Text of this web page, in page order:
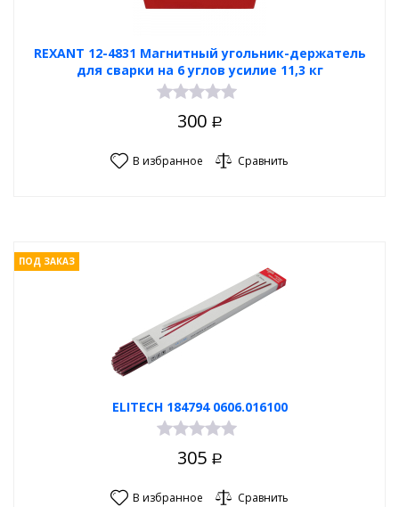
REXANT 12-4831 Магнитный угольник-держатель
для сварки на 6 углов усилие 11,3 кг
300 Р
В избранное Сравнить
ELITECH 184794 0606.016100
ПОД ЗАКАЗ
305 Р
В избранное Сравнить